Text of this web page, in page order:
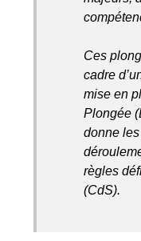
Ces
cadre
mise en
Plongée
donne
règles
(CdS).